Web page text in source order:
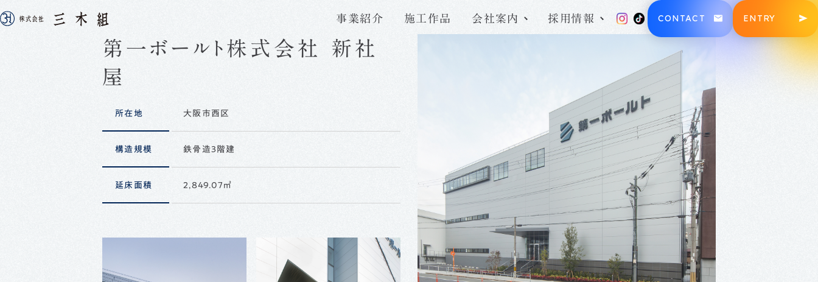
事業紹介 施工作品 会社案内
COMPANY
代表メッセージ 沿革・100年の歴史
三木組が大切にすること
採用情報
RECRUIT
採用情報トップ 福利厚生・教育環境
募集要項
社員ブログ 三木ノート
CONTACT ENTRY
第一ボールト株式会社 新社
屋
所在地 大阪市西区
構造規模 鉄骨造３階建
延床面積 2,849.07㎡